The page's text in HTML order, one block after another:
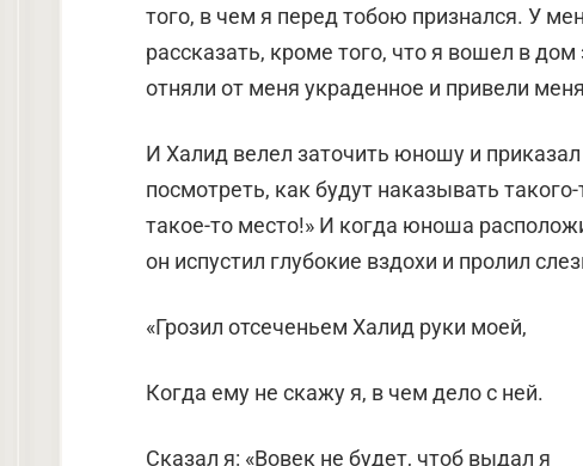
того, в чем я перед тобою признался. У
рассказать, кроме того, что я вошел в
отняли от меня украденное и привели
И Халид велел заточить юношу и
посмотреть, как будут наказывать
такое-то место!» И когда юноша
он испустил глубокие вздохи и пролил
«Грозил отсеченьем Халид руки моей,
Когда ему не скажу я, в чем дело с ней.
Сказал я: «Вовек не будет, чтоб выдал я